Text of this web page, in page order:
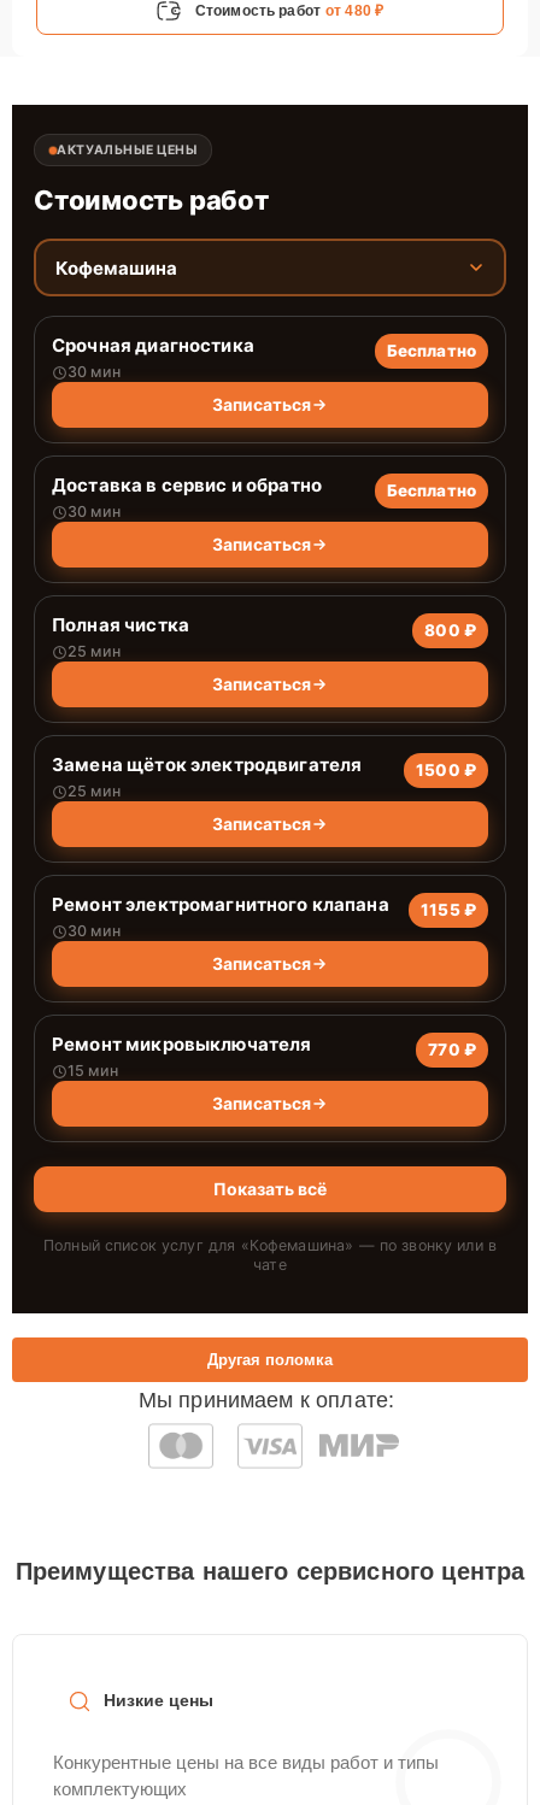
Стоимость работ от 480 ₽
АКТУАЛЬНЫЕ ЦЕНЫ
Стоимость работ
Кофемашина
Срочная диагностика
30 мин
Бесплатно
Записаться
Доставка в сервис и обратно
30 мин
Бесплатно
Записаться
Полная чистка
25 мин
800 ₽
Записаться
Замена щёток электродвигателя
25 мин
1500 ₽
Записаться
Ремонт электромагнитного клапана
30 мин
1155 ₽
Записаться
Ремонт микровыключателя
15 мин
770 ₽
Записаться
Показать всё
Полный список услуг для «Кофемашина» — по звонку или в
чате
Мы принимаем к оплате:
Другая поломка
Преимущества нашего сервисного центра
Низкие цены
Конкурентные цены на все виды работ и типы
комплектующих